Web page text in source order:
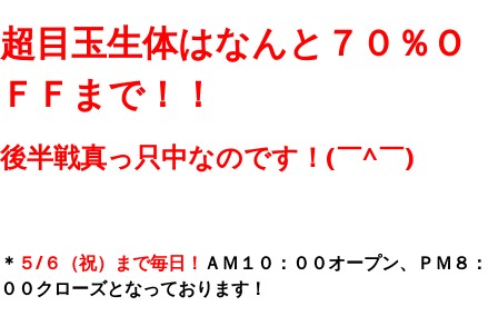
超目玉生体はなんと７０％Ｏ
ＦＦまで！！
後半戦真っ只中なのです！(￣^￣)ゞ
＊ ５/６（祝）まで毎日！ ＡＭ１０：００オープン、ＰＭ８：
００クローズとなっております！